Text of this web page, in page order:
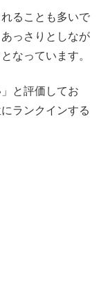
ることも多いで
っさりとしなが
なっています。
と評価してお
ランクインする